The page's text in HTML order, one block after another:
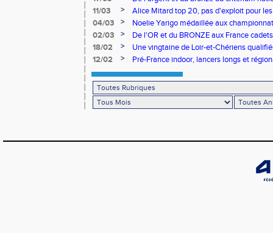
11/03
>
Alice Mitard top 20, pas d'exploit pour
04/03
>
Noelie Yarigo médaillée aux
02/03
>
De l'OR et du BRONZE aux France
18/02
>
Une vingtaine de Loir-et-Chériens
12/02
> Pré-France indoor, lancers longs et